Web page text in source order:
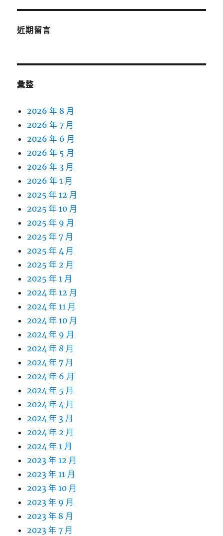
近期留言
彙整
2026 年 8 月
2026 年 7 月
2026 年 6 月
2026 年 5 月
2026 年 3 月
2026 年 1 月
2025 年 12 月
2025 年 10 月
2025 年 9 月
2025 年 7 月
2025 年 4 月
2025 年 2 月
2025 年 1 月
2024 年 12 月
2024 年 11 月
2024 年 10 月
2024 年 9 月
2024 年 8 月
2024 年 7 月
2024 年 6 月
2024 年 5 月
2024 年 4 月
2024 年 3 月
2024 年 2 月
2024 年 1 月
2023 年 12 月
2023 年 11 月
2023 年 10 月
2023 年 9 月
2023 年 8 月
2023 年 7 月